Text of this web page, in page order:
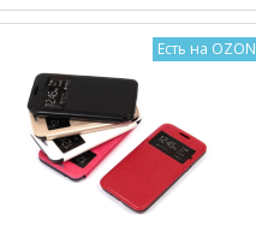
Есть на OZON